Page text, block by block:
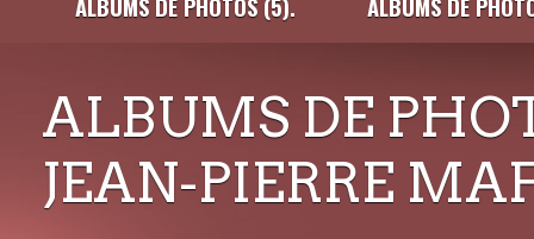
ALBUMS DE PHOTOS (5). ALBUMS DE
ALBUMS DE
JEAN-PIERRE